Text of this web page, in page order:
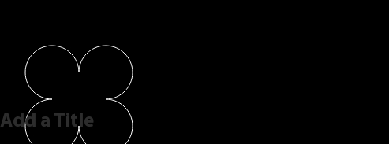
Add a Title